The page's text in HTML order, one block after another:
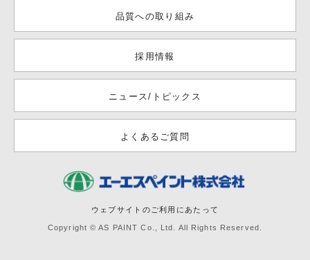
品質への取り組み
採用情報
ニュース/トピックス
よくあるご質問
ウェブサイトのご利用にあたって
Copyright © AS PAINT Co., Ltd. All Rights Reserved.